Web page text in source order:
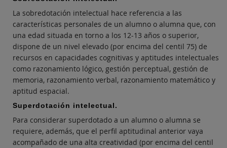
La sobredotación intelectual hace referencia a las
características personales de un alumno o alumna que, con
una edad situada en torno a los 12-13 años o superior,
dispone de un nivel elevado (por encima del centil 75) de
recursos en capacidades cognitivas y aptitudes intelectuales
como razonamiento lógico, gestión perceptual, gestión de
memoria, razonamiento verbal, razonamiento matemático y
aptitud espacial.
Superdotación intelectual.
Para considerar superdotado a un alumno o alumna se
requiere, además, que el perfil aptitudinal anterior vaya
acompañado de una alta creatividad (por encima del centil